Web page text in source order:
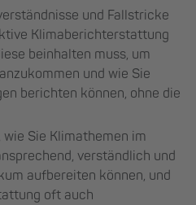
und Fallstricke
Klimaberichterstattung
beinhalten muss, um
und wie Sie
berichten können, ohne die
Sie Klimathemen im
verständlich und
aufbereiten können, und
oft auch